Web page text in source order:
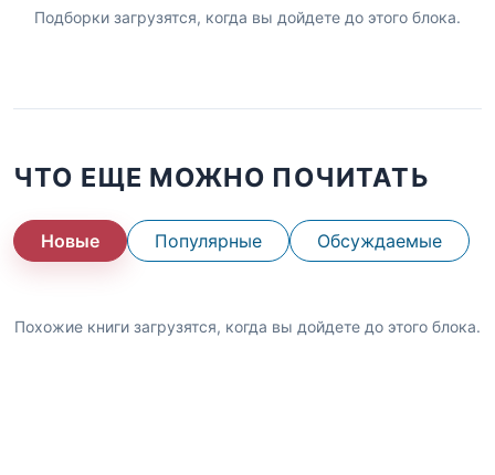
Подборки загрузятся, когда вы дойдете до этого блока.
ЧТО ЕЩЕ МОЖНО ПОЧИТАТЬ
Новые Популярные Обсуждаемые
Похожие книги загрузятся, когда вы дойдете до этого блока.